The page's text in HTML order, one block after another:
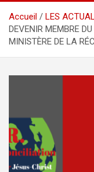
Accueil
LES
DEVENIR MEMBRE
MINISTÈRE DE LA